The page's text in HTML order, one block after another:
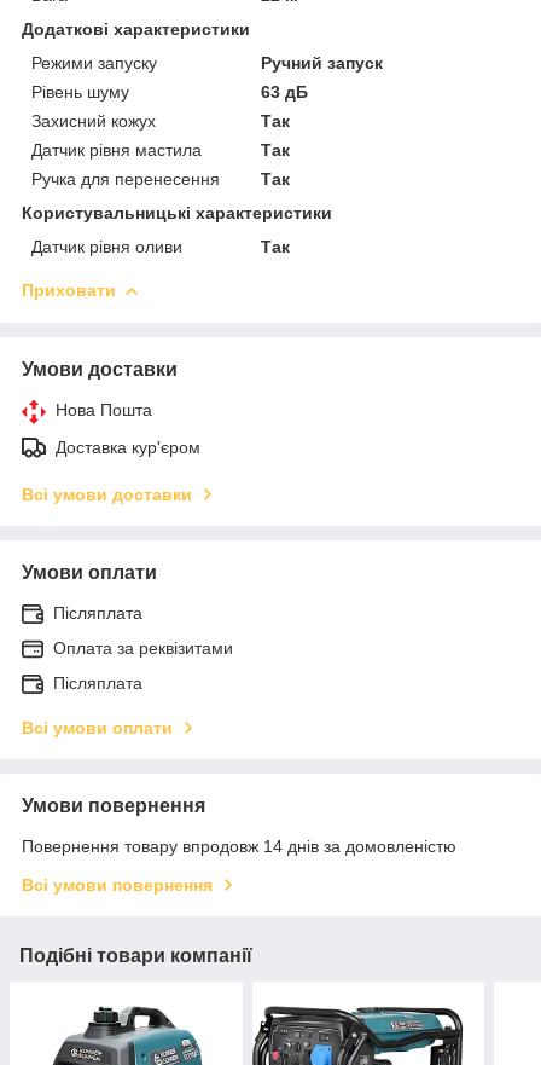
Додаткові характеристики
Режими запуску
Ручний запуск
Рівень шуму
63 дБ
Захисний кожух
Так
Датчик рівня мастила
Так
Ручка для перенесення
Так
Користувальницькі характеристики
Датчик рівня оливи
Так
Приховати
Умови доставки
Нова Пошта
Доставка кур'єром
Всі умови доставки
Умови оплати
Післяплата
Оплата за реквізитами
Післяплата
Всі умови оплати
Умови повернення
Повернення товару впродовж 14 днів за домовленістю
Всі умови повернення
Подібні товари компанії